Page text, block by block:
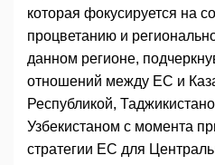
которая фокусируется на
процветанию и
данном регионе,
отношений между ЕС и
Республикой,
Узбекистаном с момента
стратегии ЕС для